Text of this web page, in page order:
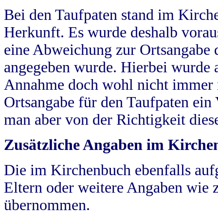
Bei den Taufpaten stand im
Herkunft. Es wurde deshalb
eine Abweichung zur
angegeben wurde. Hierbei wurde
Annahme doch wohl nicht
Ortsangabe für den Taufpaten
man aber von der Richtigkeit
Zusätzliche Angaben im
Die im Kirchenbuch ebenfalls
Eltern oder weitere Angaben wie
übernommen.